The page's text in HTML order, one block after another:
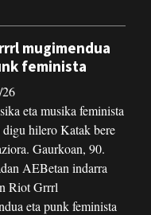
mugimendua
feminista
eta musika feminista
digu hilero Katak bere
Gaurkoan, 90.
AEBetan indarra
Riot Grrrl
eta punk feminista